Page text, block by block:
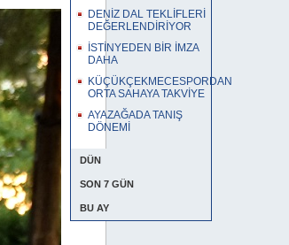
DENİZ DAL TEKLİFLERİ
DEĞERLENDİRİYOR
İSTİNYEDEN BİR İMZA
DAHA
KÜÇÜKÇEKMECESPORDAN
ORTA SAHAYA TAKVİYE
AYAZAĞADA TANIŞ
DÖNEMİ
DÜN
SON 7 GÜN
BU AY